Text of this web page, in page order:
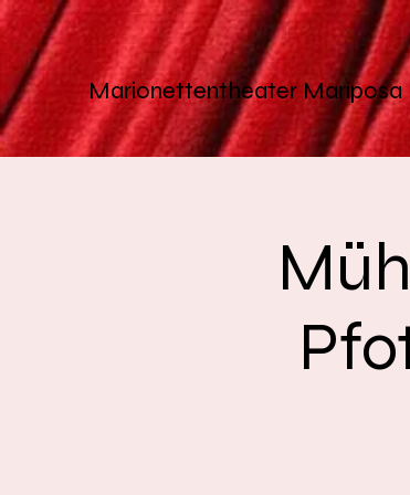
Marionettentheater Mariposa